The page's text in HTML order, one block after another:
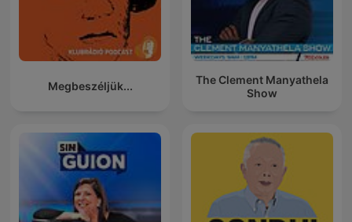
Megbeszéljük...
The Clement Manyathela
Show